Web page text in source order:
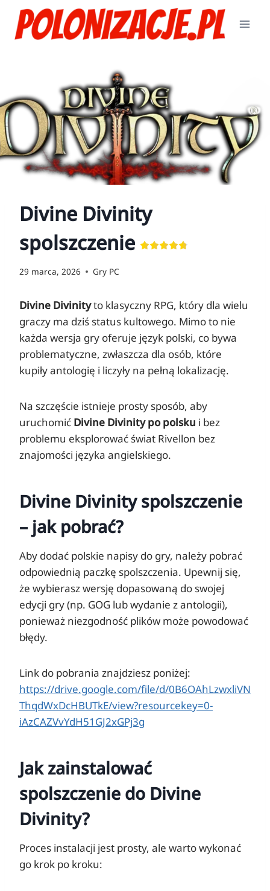
Przejdź
treści
Divine Divinity
spolszczenie
29 marca, 2026 Gry PC
Divine Divinityto klasyczny RPG, który dla wielu
graczy ma dziś status kultowego. Mimo to nie
każda wersja gry oferuje język polski, co bywa
problematyczne, zwłaszcza dla osób, które
kupiły antologię i liczyły na pełną lokalizację.
Na szczęście istnieje prosty sposób, aby
uruchomić Divine Divinity po polsku i bez
problemu eksplorować świat Rivellon bez
znajomości języka angielskiego.
Divine Divinity spolszczenie
– jak pobrać?
Aby dodać polskie napisy do gry, należy pobrać
odpowiednią paczkę spolszczenia. Upewnij się,
że wybierasz wersję dopasowaną do swojej
edycji gry (np. GOG lub wydanie z antologii),
ponieważ niezgodność plików może powodować
błędy.
Link do pobrania znajdziesz poniżej:
https://drive.google.com/file/d/0B6OAhLzwxliVN
ThqdWxDcHBUTkE/view?resourcekey=0-
iAzCAZVvYdH51GJ2xGPj3g
Jak zainstalować
spolszczenie do Divine
Divinity?
Proces instalacji jest prosty, ale warto wykonać
go krok po kroku: